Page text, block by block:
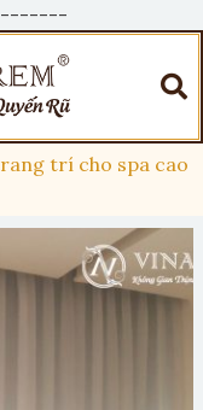
trí cho spa cao